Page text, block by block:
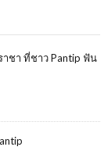
ชา ที่ชาว Pantip ฟัน